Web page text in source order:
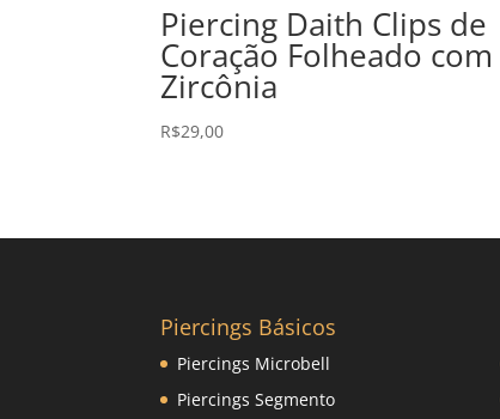
Piercing Daith Clips de
Coração Folheado com
Zircônia
R$29,00
Piercings Básicos
Piercings Microbell
Piercings Segmento